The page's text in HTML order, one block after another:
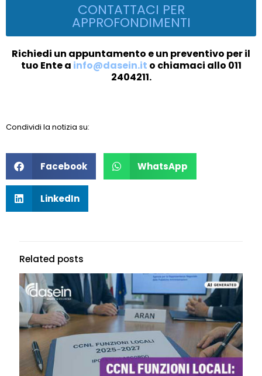
CONTATTACI PER
APPROFONDIMENTI
Richiedi un appuntamento e un preventivo per il
tuo Ente a info@dasein.it o chiamaci allo 011
2404211.
Condividi la notizia su:
Facebook WhatsApp
LinkedIn
Related posts